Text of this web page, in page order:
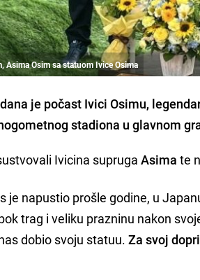
Asima Osim sa statuom Ivice Osima
je počast Ivici Osimu,
stadiona u glavnom
Ivicina suprugaAsima te
je napustio prošle godine, u
trag i veliku prazninu nakon
dobio svoju statuu.Za svoj